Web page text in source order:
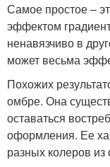
Самое простое –
эффектом
ненавязчиво в
может весьма
Похожих
омбре. Она
оставаться
оформления. Ее
разных колеров из